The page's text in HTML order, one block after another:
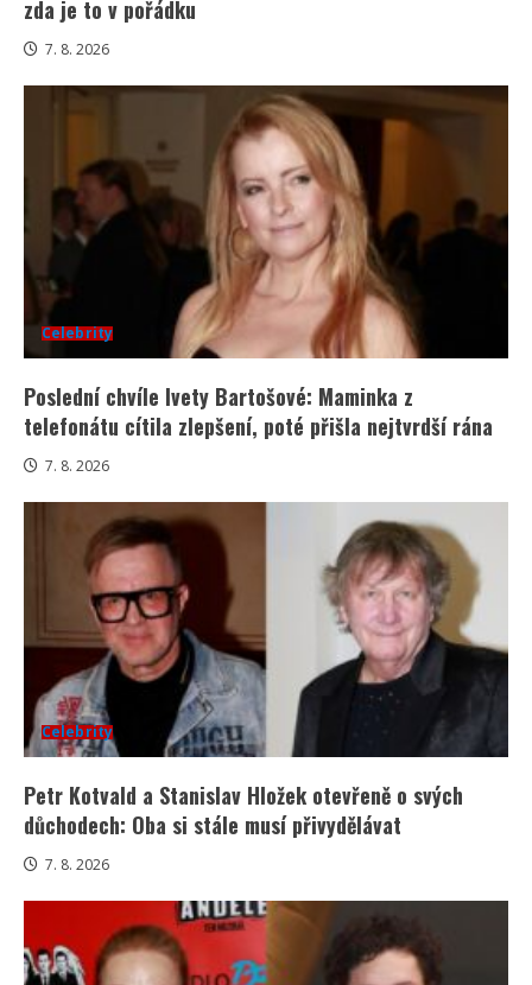
zda je to v pořádku
7. 8. 2026
Celebrity
Poslední chvíle Ivety Bartošové: Maminka z
telefonátu cítila zlepšení, poté přišla nejtvrdší rána
7. 8. 2026
Celebrity
Petr Kotvald a Stanislav Hložek otevřeně o svých
důchodech: Oba si stále musí přivydělávat
7. 8. 2026